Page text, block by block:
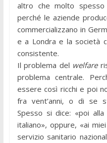
altro che molto
perché le aziende
commercializzano in
e a Londra e la società
consistente.
Il problema del welfare
problema centrale.
essere così ricchi e poi
fra vent’anni, o di se
Spesso si dice: «poi
italiano», oppure, «ai
servizio sanitario